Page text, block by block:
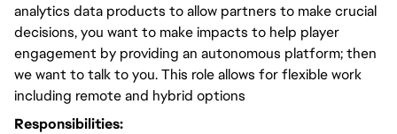
analytics data products to allow partners to make crucial
decisions, you want to make impacts to help player
engagement by providing an autonomous platform; then
we want to talk to you. This role allows for flexible work
including remote and hybrid options
Responsibilities: